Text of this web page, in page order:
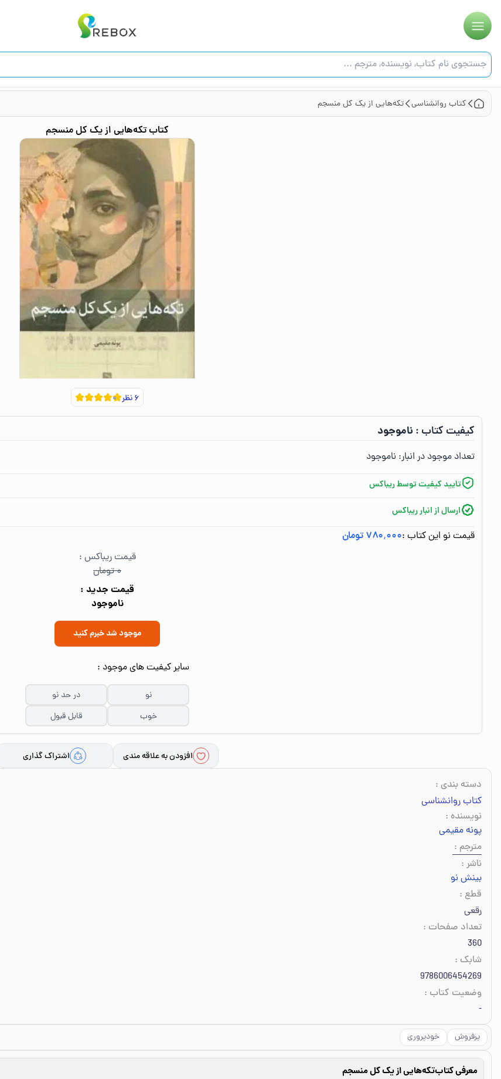
کتاب روانشناسی تکه‌هایی از یک کل منسجم
کتابتکه‌هایی از یک کل منسجم
۶نظر
کیفیت کتاب :‌ ناموجود
تعداد موجود در انبار:‌ ناموجود
تایید کیفیت توسط ریباکس
ارسال از انبار ریباکس
قیمت نو این کتاب :۷۸۰٬۰۰۰ تومان
قیمت ریباکس :
۰ تومان
قیمت جدید :
ناموجود
موجود شد خبرم کنید
سایر کیفیت های موجود :
نو
در حد نو
خوب
قابل قبول
افزودن به علاقه مندی اشتراک گذاری
دسته بندی :
کتاب روانشناسی
نویسنده :
پونه مقیمی
مترجم :
ناشر :
بینش نو
قطع :
رقعی
تعداد صفحات :
360
شابک :
9786006454269
وضعیت کتاب :
-
پرفروش خودپروری
معرفی کتابتکه‌هایی از یک کل منسجم